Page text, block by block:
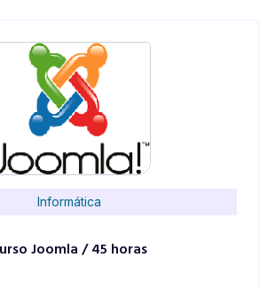
Informática
Joomla / 45 horas